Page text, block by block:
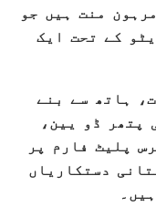
منت ہیں جو
کے تحت ایک
ہاتھ سے بنے
پتھر ڈو یین،
پلیٹ فارم پر
دستکاریاں